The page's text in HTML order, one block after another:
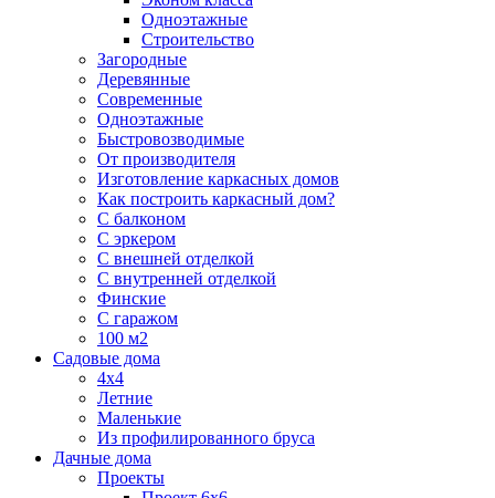
Одноэтажные
Строительство
Загородные
Деревянные
Современные
Одноэтажные
Быстровозводимые
От производителя
Изготовление каркасных домов
Как построить каркасный дом?
С балконом
С эркером
С внешней отделкой
С внутренней отделкой
Финские
С гаражом
100 м2
Садовые дома
4х4
Летние
Маленькие
Из профилированного бруса
Дачные дома
Проекты